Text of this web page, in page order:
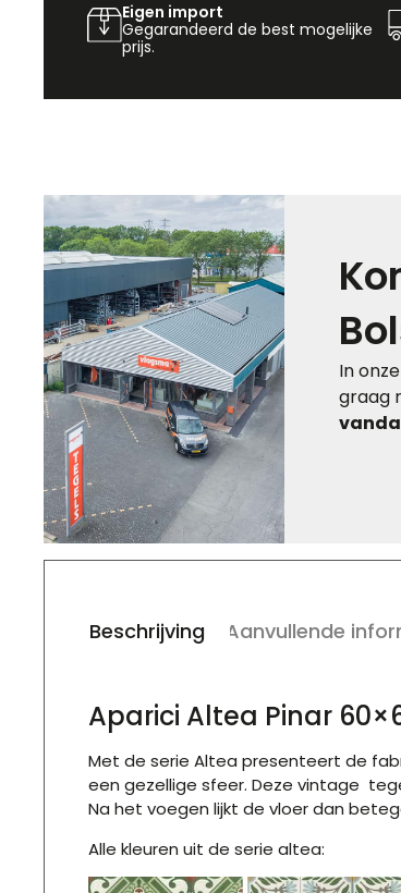
Eigen import
Gegarandeerd de best mogelijke
prijs.
In
graag
Beschrijving Aanvullende
Aparici Altea Pinar
Met de serie Altea presenteert de
een gezellige sfeer. Deze vintage
Na het voegen lijkt de vloer dan
Alle kleuren uit de serie altea: